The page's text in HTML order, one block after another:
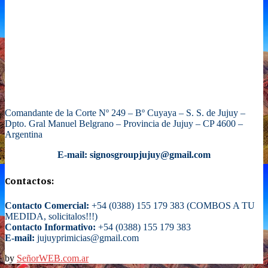
Comandante de la Corte Nº 249 – Bº Cuyaya – S. S. de Jujuy –
Dpto. Gral Manuel Belgrano – Provincia de Jujuy – CP 4600 –
Argentina
E-mail: signosgroupjujuy@gmail.com
Contactos:
Contacto Comercial: +54 (0388) 155 179 383 (COMBOS A TU
MEDIDA, solicitalos!!!)
Contacto Informativo: +54 (0388) 155 179 383
E-mail: jujuyprimicias@gmail.com
by SeñorWEB.com.ar